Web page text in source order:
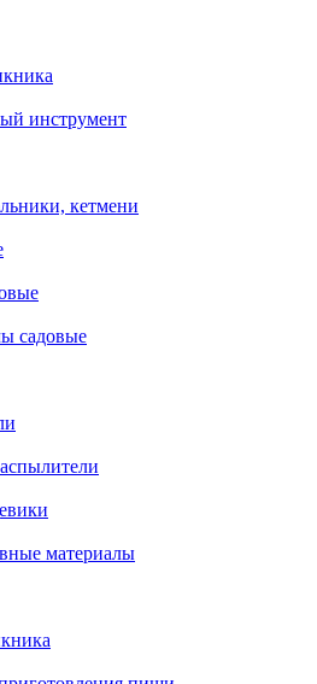
инструмент
кетмени
садовые
материалы